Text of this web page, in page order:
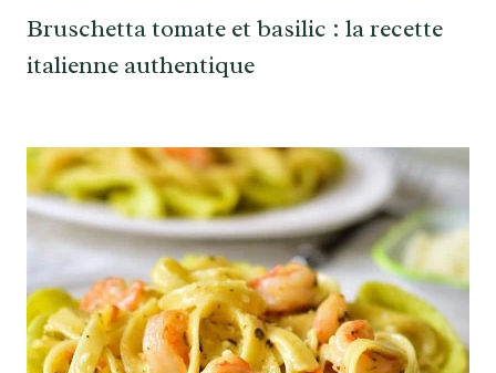
Bruschetta tomate et basilic : la recette
italienne authentique